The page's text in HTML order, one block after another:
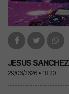
JESUS SANCHEZ
29/06/2626 • 18:20